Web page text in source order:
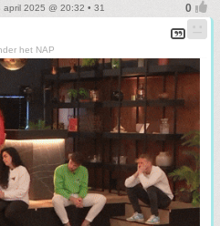
april 2025 @ 20:32 • 31
het NAP